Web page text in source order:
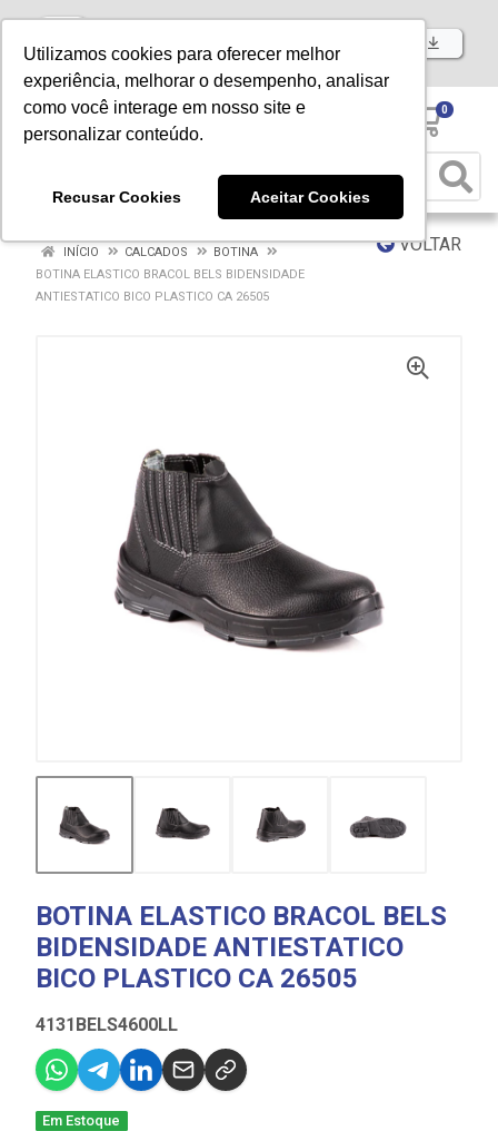
Utilizamos cookies para oferecer melhor
experiência, melhorar o desempenho, analisar
como você interage em nosso site e
personalizar conteúdo.
Recusar Cookies Aceitar Cookies
Baixe já nosso APP
0
VOLTAR
INÍCIO CALCADOS
BOTINA
BOTINA ELASTICO BRACOL BELS BIDENSIDADE
ANTIESTATICO BICO PLASTICO CA 26505
BOTINA ELASTICO BRACOL BELS
BIDENSIDADE ANTIESTATICO
BICO PLASTICO CA 26505
4131BELS4600LL
Em Estoque